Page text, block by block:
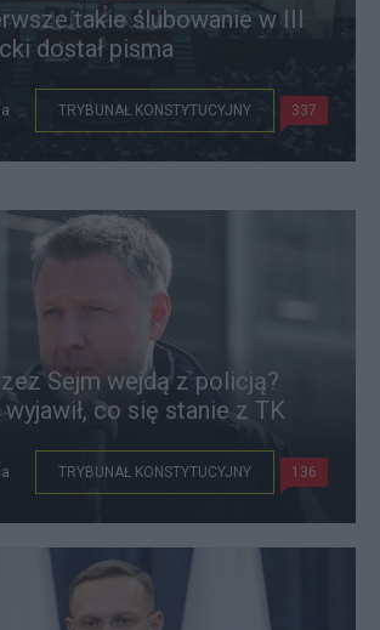
takie ślubowanie w III
dostał pisma
TRYBUNAŁ KONSTYTUCYJNY 337
Sejm wejdą z policją?
co się stanie z TK
TRYBUNAŁ KONSTYTUCYJNY 136